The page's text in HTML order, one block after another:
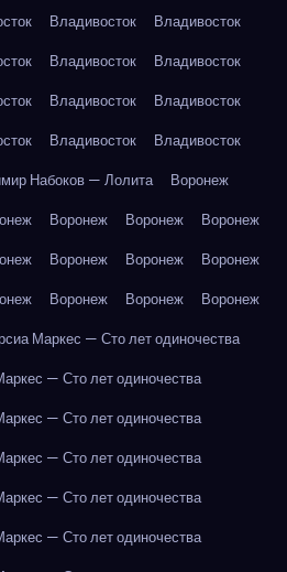
Владивосток
Владивосток
Владивосток
Владивосток
Владивосток
Владивосток
Владивосток
Владивосток
Набоков — Лолита
Воронеж
Воронеж Воронеж
Воронеж
Воронеж Воронеж
Воронеж
Воронеж Воронеж
Воронеж
Маркес — Сто лет одиночества
— Сто лет одиночества
— Сто лет одиночества
— Сто лет одиночества
— Сто лет одиночества
— Сто лет одиночества